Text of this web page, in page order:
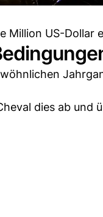
Million US-Dollar
dies ab und